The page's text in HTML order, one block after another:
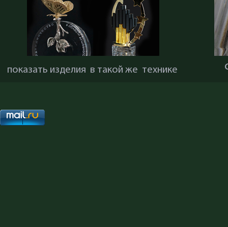
показать изделия в такой же технике